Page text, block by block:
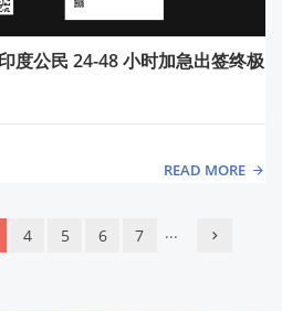
度公民 24-48 小时加急出签终极
READ MORE
4 5 6 7 ...